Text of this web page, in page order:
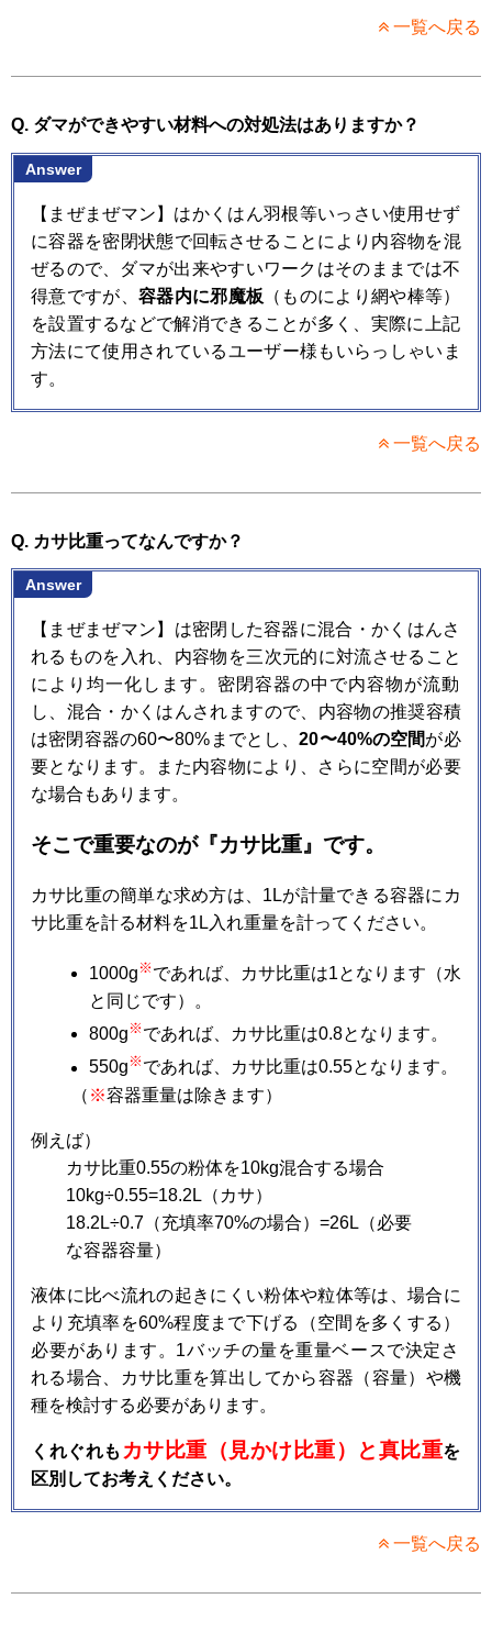
一覧へ戻る
Q. ダマができやすい材料への対処法はありますか？
Answer
【まぜまぜマン】はかくはん羽根等いっさい使用せず
に容器を密閉状態で回転させることにより内容物を混
ぜるので、ダマが出来やすいワークはそのままでは不
得意ですが、 容器内に邪魔板 （ものにより網や棒等）
を設置するなどで解消できることが多く、実際に上記
方法にて使用されているユーザー様もいらっしゃいま
す。
一覧へ戻る
Q. カサ比重ってなんですか？
Answer
【まぜまぜマン】は密閉した容器に混合・かくはんさ
れるものを入れ、内容物を三次元的に対流させること
により均一化します。密閉容器の中で内容物が流動
し、混合・かくはんされますので、内容物の推奨容積
は密閉容器の60〜80%までとし、20〜40%の空間が必
要となります。また内容物により、さらに空間が必要
な場合もあります。
そこで重要なのが『カサ比重』です。
カサ比重の簡単な求め方は、1Lが計量できる容器にカ
サ比重を計る材料を1L入れ重量を計ってください。
1000g ※ であれば、カサ比重は1となります（水
と同じです）。
800g ※ であれば、カサ比重は0.8となります。
550g ※ であれば、カサ比重は0.55となります。
（ ※容器重量は除きます）
例えば）
カサ比重0.55の粉体を10kg混合する場合
10kg÷0.55=18.2L（カサ）
18.2L÷0.7（充填率70%の場合）=26L（必要
な容器容量）
液体に比べ流れの起きにくい粉体や粒体等は、場合に
より充填率を60%程度まで下げる（空間を多くする）
必要があります。1バッチの量を重量ベースで決定さ
れる場合、カサ比重を算出してから容器（容量）や機
種を検討する必要があります。
くれぐれも カサ比重（見かけ比重）と真比重を
区別してお考えください。
一覧へ戻る